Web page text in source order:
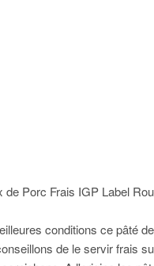
Porc Frais IGP Label
conditions ce pâté
de le servir frais